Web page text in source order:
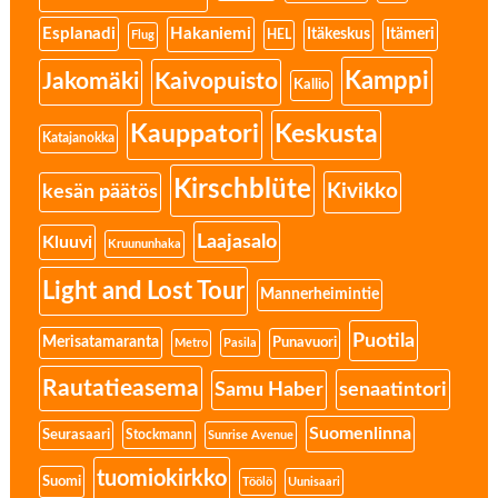
Esplanadi Flug Hakaniemi HEL Itäkeskus Itämeri
Jakomäki Kaivopuisto Kallio Kamppi
Katajanokka Kauppatori Keskusta
kesän päätös Kirschblüte Kivikko
Kluuvi Kruununhaka Laajasalo
Light and Lost Tour Mannerheimintie
Merisatamaranta Metro Pasila Punavuori Puotila
Rautatieasema Samu Haber senaatintori
Seurasaari Stockmann Sunrise Avenue Suomenlinna
Suomi tuomiokirkko Töölö Uunisaari